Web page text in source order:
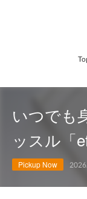
いつでも
ッスル「
Pickup Now